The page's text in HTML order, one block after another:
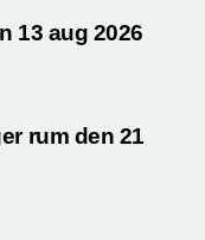
13 aug 2026
rum den 21